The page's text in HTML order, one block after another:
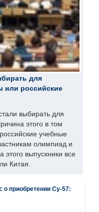
для
или российские
выбирать для
этого в том
учебные
олимпиад и
этого выпускники все
Китая.
о приобретении Су-57: